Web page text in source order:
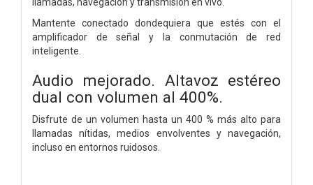
Mantente conectado dondequiera que estés con el
amplificador de señal y la conmutación de red
inteligente.
Audio mejorado. Altavoz estéreo
dual con volumen al 400%.
Disfrute de un volumen hasta un 400 % más alto para
llamadas nítidas, medios envolventes y navegación,
incluso en entornos ruidosos.